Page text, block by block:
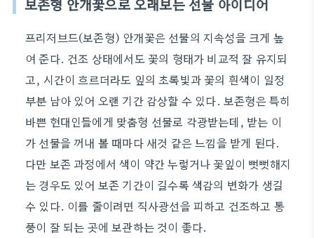
보존형 안개꽃으로 오래보는 선물 아이디어
프리저브드(보존형) 안개꽃은 선물의 지속성을 크게 높
여 준다. 건조 상태에서도 꽃의 형태가 비교적 잘 유지되
고, 시간이 흐르더라도 잎의 초록빛과 꽃의 흰색이 일정
부분 남아 있어 오랜 기간 감상할 수 있다. 보존형은 특히
바쁜 현대인들에게 맞춤형 선물로 각광받는데, 받는 이
가 선물을 꺼내 볼 때마다 새것 같은 느낌을 받게 된다.
다만 보존 과정에서 색이 약간 누렇거나 꽃잎이 뻣뻣해지
는 경우도 있어 보존 기간이 길수록 색감의 변화가 생길
수 있다. 이를 줄이려면 직사광선을 피하고 건조하고 통
풍이 잘 되는 곳에 보관하는 것이 좋다.